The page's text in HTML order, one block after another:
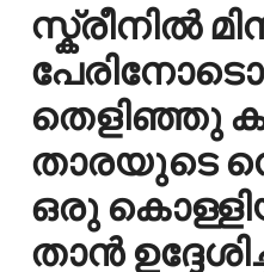
സ്ക്രീനിൽ
തെളിഞ്ഞു
താരയുടെ
ഒരു
താൻ